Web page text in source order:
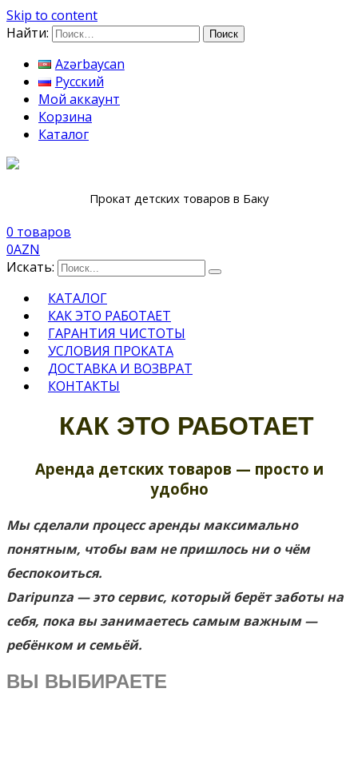
Skip to content
Найти:
Azərbaycan
Русский
Мой аккаунт
Корзина
Каталог
Прокат детских товаров в Баку
0 товаров
0AZN
Искать:
КАТАЛОГ
КАК ЭТО РАБОТАЕТ
ГАРАНТИЯ ЧИСТОТЫ
УСЛОВИЯ ПРОКАТА
ДОСТАВКА И ВОЗВРАТ
КОНТАКТЫ
КАК ЭТО РАБОТАЕТ
Аренда детских товаров — просто и
удобно
Мы сделали процесс аренды максимально
понятным, чтобы вам не пришлось ни о чём
беспокоиться.
Daripunza — это сервис, который берёт заботы на
себя, пока вы занимаетесь самым важным —
ребёнком и семьёй.
ВЫ ВЫБИРАЕТЕ